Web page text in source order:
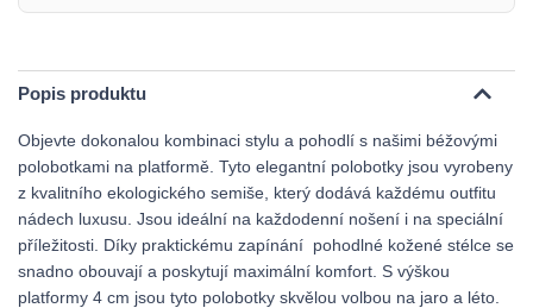
Popis produktu
Objevte dokonalou kombinaci stylu a pohodlí s našimi béžovými
polobotkami na platformě. Tyto elegantní polobotky jsou vyrobeny
z kvalitního ekologického semiše, který dodává každému outfitu
nádech luxusu. Jsou ideální na každodenní nošení i na speciální
příležitosti. Díky praktickému zapínání pohodlné kožené stélce se
snadno obouvají a poskytují maximální komfort. S výškou
platformy 4 cm jsou tyto polobotky skvělou volbou na jaro a léto.